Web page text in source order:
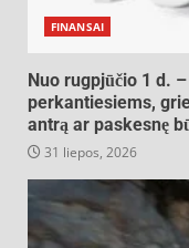
FINANSAI
Nuo rugpjūčio 1 d.
perkantiesiems,
antrą ar paskesnę
31 liepos, 2026